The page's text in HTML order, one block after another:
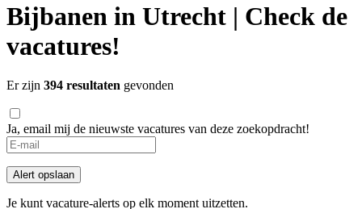
Bijbanen in Utrecht | Check de
vacatures!
Er zijn 394 resultaten gevonden
Ja, email mij de nieuwste vacatures van deze zoekopdracht!
Alert opslaan
Je kunt vacature-alerts op elk moment uitzetten.